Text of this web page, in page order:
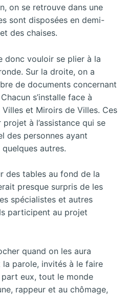
on se retrouve dans une
sont disposées en demi-
des chaises.
donc vouloir se plier à la
Sur la droite, on a
de documents concernant
s’installe face à
Villes et Miroirs de Villes. Ces
à l’assistance qui se
des personnes ayant
autres.
des tables au fond de la
presque surpris de les
spécialistes et autres
participent au projet
quand on les aura
parole, invités à le faire
eux, tout le monde
rappeur et au chômage,